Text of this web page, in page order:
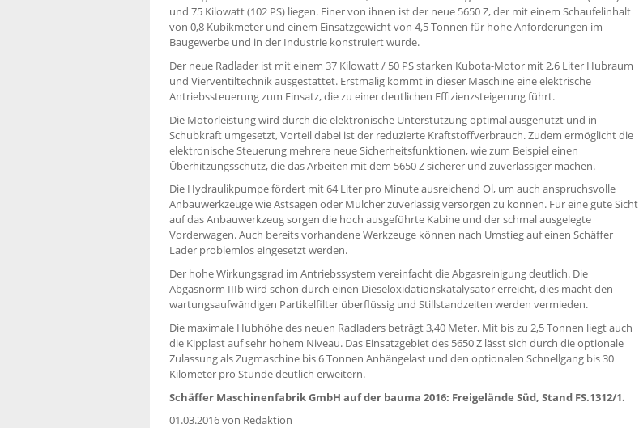
und 75 Kilowatt (102 PS) liegen. Einer von ihnen ist der neue 5650 Z, der mit einem Schaufelinhalt
von 0,8 Kubikmeter und einem Einsatzgewicht von 4,5 Tonnen für hohe Anforderungen im
Baugewerbe und in der Industrie konstruiert wurde.
Der neue Radlader ist mit einem 37 Kilowatt / 50 PS starken Kubota-Motor mit 2,6 Liter Hubraum
und Vierventiltechnik ausgestattet. Erstmalig kommt in dieser Maschine eine elektrische
Antriebssteuerung zum Einsatz, die zu einer deutlichen Effizienzsteigerung führt.
Die Motorleistung wird durch die elektronische Unterstützung optimal ausgenutzt und in
Schubkraft umgesetzt, Vorteil dabei ist der reduzierte Kraftstoffverbrauch. Zudem ermöglicht die
elektronische Steuerung mehrere neue Sicherheitsfunktionen, wie zum Beispiel einen
Überhitzungsschutz, die das Arbeiten mit dem 5650 Z sicherer und zuverlässiger machen.
Die Hydraulikpumpe fördert mit 64 Liter pro Minute ausreichend Öl, um auch anspruchsvolle
Anbauwerkzeuge wie Astsägen oder Mulcher zuverlässig versorgen zu können. Für eine gute Sicht
auf das Anbauwerkzeug sorgen die hoch ausgeführte Kabine und der schmal ausgelegte
Vorderwagen. Auch bereits vorhandene Werkzeuge können nach Umstieg auf einen Schäffer
Lader problemlos eingesetzt werden.
Der hohe Wirkungsgrad im Antriebssystem vereinfacht die Abgasreinigung deutlich. Die
Abgasnorm IIIb wird schon durch einen Dieseloxidationskatalysator erreicht, dies macht den
wartungsaufwändigen Partikelfilter überflüssig und Stillstandzeiten werden vermieden.
Die maximale Hubhöhe des neuen Radladers beträgt 3,40 Meter. Mit bis zu 2,5 Tonnen liegt auch
die Kipplast auf sehr hohem Niveau. Das Einsatzgebiet des 5650 Z lässt sich durch die optionale
Zulassung als Zugmaschine bis 6 Tonnen Anhängelast und den optionalen Schnellgang bis 30
Kilometer pro Stunde deutlich erweitern.
Schäffer Maschinenfabrik GmbH auf der bauma 2016: Freigelände Süd, Stand FS.1312/1.
01.03.2016von Redaktion